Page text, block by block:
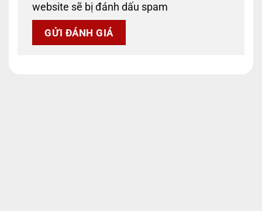
website sẽ bị đánh dấu spam